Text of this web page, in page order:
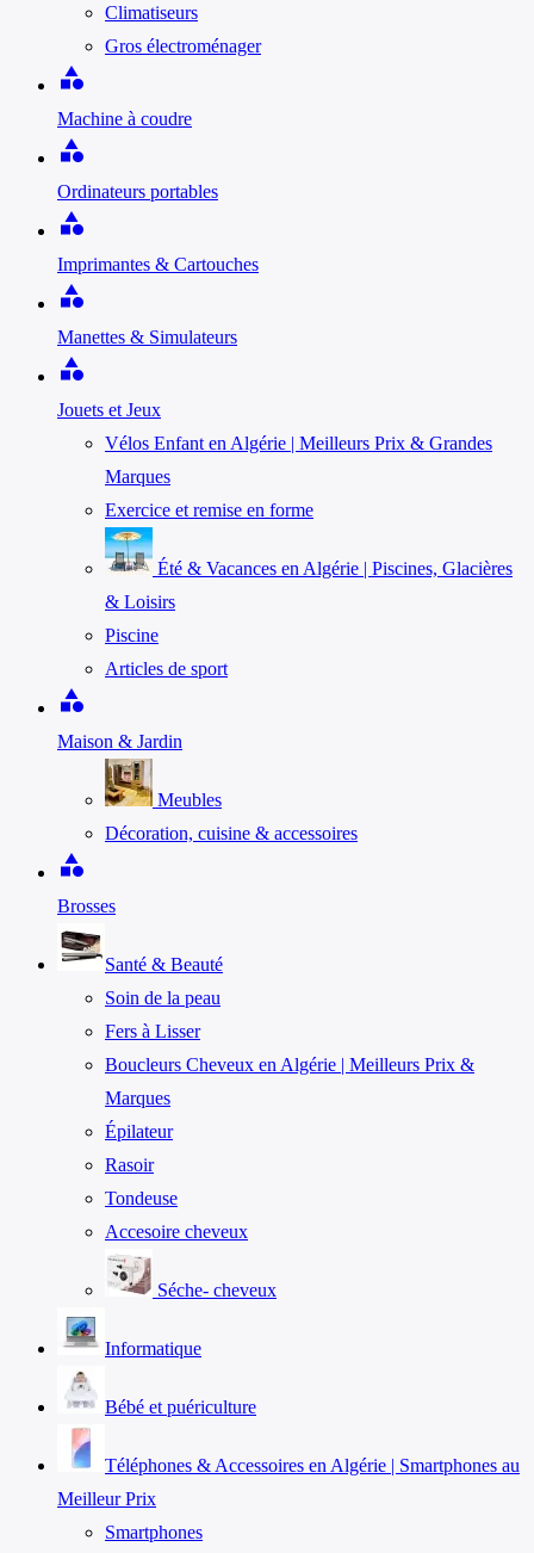
Climatiseurs
Gros électroménager
category
Machine à coudre
category
Ordinateurs portables
category
Imprimantes & Cartouches
category
Manettes & Simulateurs
category
Jouets et Jeux
Vélos Enfant en Algérie | Meilleurs Prix & Grandes
Marques
Exercice et remise en forme
Été & Vacances en Algérie | Piscines, Glacières
& Loisirs
Piscine
Articles de sport
category
Maison & Jardin
Meubles
Décoration, cuisine & accessoires
category
Brosses
Santé & Beauté
Soin de la peau
Fers à Lisser
Boucleurs Cheveux en Algérie | Meilleurs Prix &
Marques
Épilateur
Rasoir
Tondeuse
Accesoire cheveux
Séche- cheveux
Informatique
Bébé et puériculture
Téléphones & Accessoires en Algérie | Smartphones au
Meilleur Prix
Smartphones